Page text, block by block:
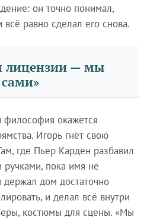
он точно понимал,
равно сделал его снова.
лицензии — мы
философия окажется
Игорь гнёт свою
где Пьер Карден разбавил
пока имя не
дом достаточно
и делал всё внутри
костюмы для сцены. «Мы